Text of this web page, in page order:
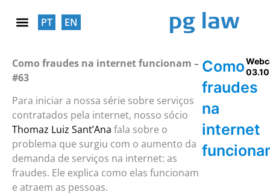
PT EN
Como
fraudes
na
internet
Como fraudes na internet funcionam –
#63
Para iniciar a nossa série sobre serviços
contratados pela internet, nosso sócio
Thomaz Luiz Sant’Ana fala sobre o
problema que surgiu com o aumento da
demanda de serviços na internet: as
fraudes. Ele explica como elas funcionam
e atraem as pessoas.